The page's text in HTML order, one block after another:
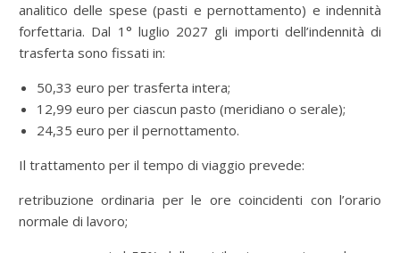
analitico delle spese (pasti e pernottamento) e indennità
forfettaria. Dal 1° luglio 2027 gli importi dell’indennità di
trasferta sono fissati in:
50,33 euro per trasferta intera;
12,99 euro per ciascun pasto (meridiano o serale);
24,35 euro per il pernottamento.
Il trattamento per il tempo di viaggio prevede:
retribuzione ordinaria per le ore coincidenti con l’orario
normale di lavoro;